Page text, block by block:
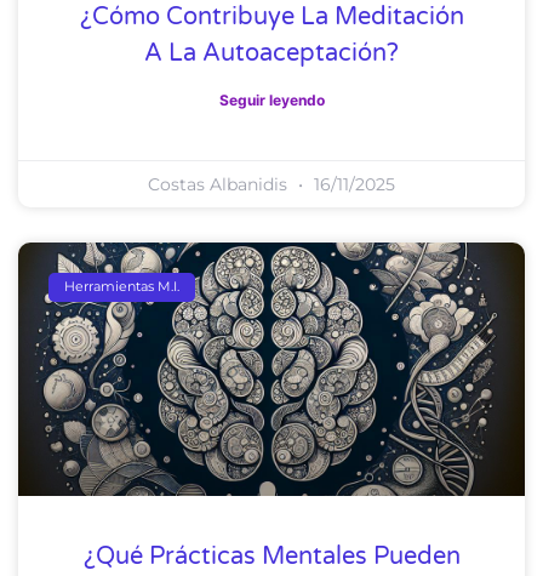
¿Cómo Contribuye La Meditación
A La Autoaceptación?
Seguir leyendo
Costas Albanidis 16/11/2025
Herramientas M.I.
¿Qué Prácticas Mentales Pueden